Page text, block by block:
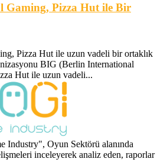
Gaming, Pizza Hut ile Bir
Pizza Hut ile uzun vadeli bir ortaklık
BIG (Berlin International
Hut ile uzun vadeli...
Oyun Sektörü alanında
inceleyerek analiz eden, raporlar